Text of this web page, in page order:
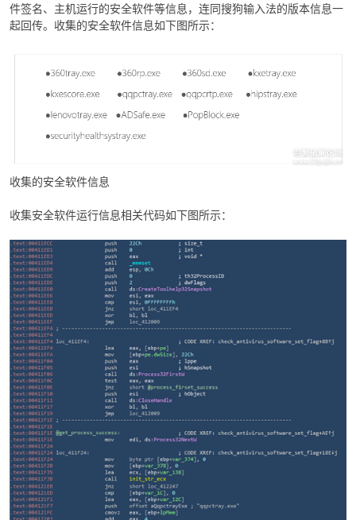
件签名、主机运行的安全软件等信息，连同搜狗输入法的版本信息一
起回传。收集的安全软件信息如下图所示：
收集的安全软件信息
收集安全软件运行信息相关代码如下图所示：